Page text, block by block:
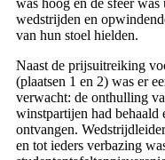
wedstrijden en
van hun stoel hielden.
Naast de prijsuitreiking
(plaatsen 1 en 2) was er
verwacht: de onthulling
winstpartijen had behaald
ontvangen.
en tot ieders verbazing